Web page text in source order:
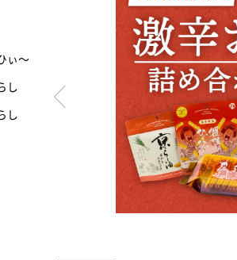
んひぃ～ひぃ～
味とうがらし
味とうがらし
ひと
たれ
おだ
お菓
国産
ぃ～
し
し